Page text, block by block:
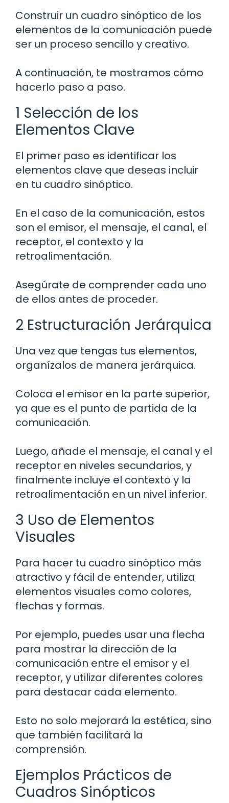
Construir un cuadro sinóptico de los
elementos de la comunicación puede
ser un proceso sencillo y creativo.
A continuación, te mostramos cómo
hacerlo paso a paso.
1 Selección de los
Elementos Clave
El primer paso es identificar los
elementos clave que deseas incluir
en tu cuadro sinóptico.
En el caso de la comunicación, estos
son el emisor, el mensaje, el canal, el
receptor, el contexto y la
retroalimentación.
Asegúrate de comprender cada uno
de ellos antes de proceder.
2 Estructuración Jerárquica
Una vez que tengas tus elementos,
organízalos de manera jerárquica.
Coloca el emisor en la parte superior,
ya que es el punto de partida de la
comunicación.
Luego, añade el mensaje, el canal y el
receptor en niveles secundarios, y
finalmente incluye el contexto y la
retroalimentación en un nivel inferior.
3 Uso de Elementos
Visuales
Para hacer tu cuadro sinóptico más
atractivo y fácil de entender, utiliza
elementos visuales como colores,
flechas y formas.
Por ejemplo, puedes usar una flecha
para mostrar la dirección de la
comunicación entre el emisor y el
receptor, y utilizar diferentes colores
para destacar cada elemento.
Esto no solo mejorará la estética, sino
que también facilitará la
comprensión.
Ejemplos Prácticos de
Cuadros Sinópticos